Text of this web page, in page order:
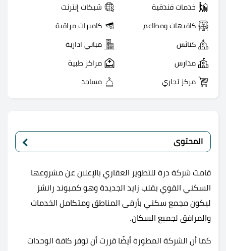
خدمات فندقية شبكات إنترنت
كافيهات ومطاعم كاميرات مراقبة
كنائس مباني ادارية
مدارس مراكز طبية
مركز تجاري مساجد
المحتوى
قامت شركة درة للتطوير العقاري بالإعلان عن مشروعها
السكني القوي بقلب زايد الجديدة وهو كمبوند رانشز
ليكون مجمع سكني بأرقى المناطق ومتكامل الخدمات
والمرافق لجميع السكان.
كما أن الشركة المطورة أيضًا قررت أن توفر كافة الوحدات